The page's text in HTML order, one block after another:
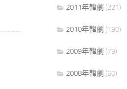
2011年韓劇 (221)
2010年韓劇 (190)
2009年韓劇 (79)
2008年韓劇 (60)